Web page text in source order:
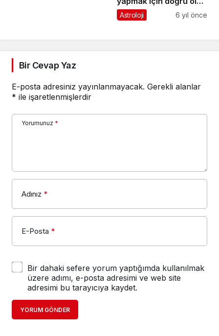
tarihleri
Astroloji 6 yıl önce
Bir Cevap Yaz
E-posta adresiniz yayınlanmayacak. Gerekli alanlar
* ile işaretlenmişlerdir
Yorumunuz *
Adınız *
E-Posta *
Bir dahaki sefere yorum yaptığımda kullanılmak
üzere adımı, e-posta adresimi ve web site
adresimi bu tarayıcıya kaydet.
YORUM GÖNDER